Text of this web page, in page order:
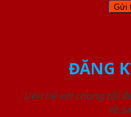
ĐĂNG
Liên hệ với chúng tôi
về